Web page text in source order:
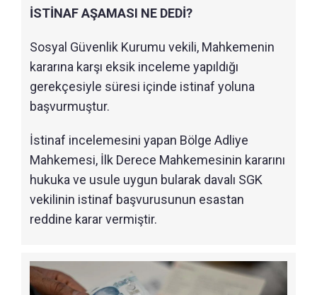
İSTİNAF AŞAMASI NE DEDİ?
Sosyal Güvenlik Kurumu vekili, Mahkemenin
kararına karşı eksik inceleme yapıldığı
gerekçesiyle süresi içinde istinaf yoluna
başvurmuştur.
İstinaf incelemesini yapan Bölge Adliye
Mahkemesi, İlk Derece Mahkemesinin kararını
hukuka ve usule uygun bularak davalı SGK
vekilinin istinaf başvurusunun esastan
reddine karar vermiştir.